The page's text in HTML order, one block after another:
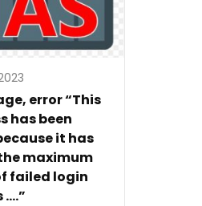
error “This
has been
it has
maximum
failed login